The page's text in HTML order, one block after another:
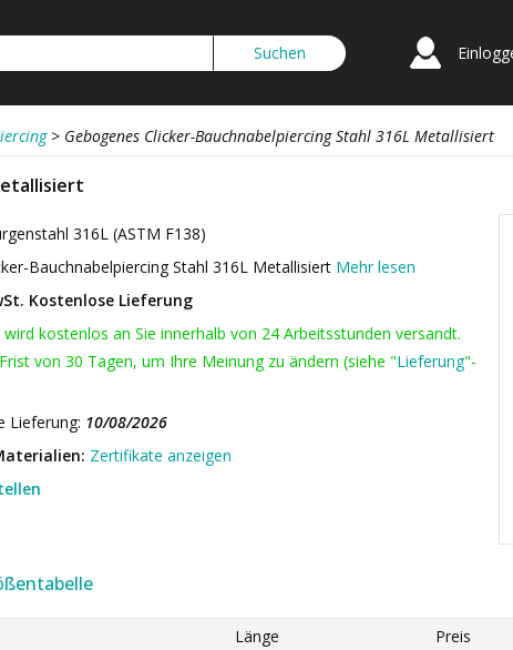
> Gebogenes Clicker-Bauchnabelpiercing Stahl 316L Metallisiert
316L (ASTM F138)
Bauchnabelpiercing Stahl 316L Metallisiert Mehr lesen
Kostenlose Lieferung
kostenlos an Sie innerhalb von 24 Arbeitsstunden versandt.
von 30 Tagen, um Ihre Meinung zu ändern (siehe "Lieferung"-
Lieferung: 10/08/2026
Zertifikate anzeigen
Länge Preis